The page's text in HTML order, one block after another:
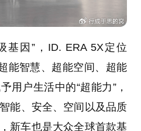
基因”，ID. ERA 5X定位
能智慧、超能空间、超能
用户生活中的“超能力”，
能、安全、空间以及品质
新车也是大众全球首款基